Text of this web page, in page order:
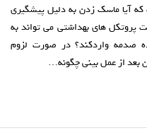
آیا ماسک زدن به دلیل پیشگیری
پروتکل های بهداشتی می تواند به
صدمه واردکند؟ در صورت لزوم
بعد از عمل بینی چگونه…